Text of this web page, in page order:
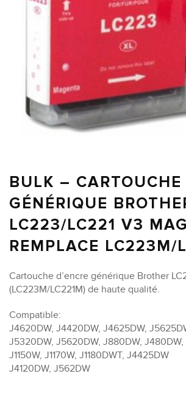
BULK – CARTOUCHE
GÉNÉRIQUE
LC223/LC221 V3
REMPLACE LC223M/
Cartouche d’encre générique Brother
(LC223M/LC221M) de haute qualité.
Compatible:
J4620DW, J4420DW, J4625DW,
J5320DW, J5620DW, J880DW, J480DW,
J1150W, J1170W, J1180DWT, J4425DW
J4120DW, J562DW